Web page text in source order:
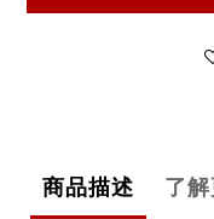
商品描述 了